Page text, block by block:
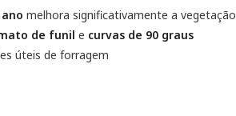
melhora significativamente a vegetação
de funil e curvas de 90 graus
úteis de forragem